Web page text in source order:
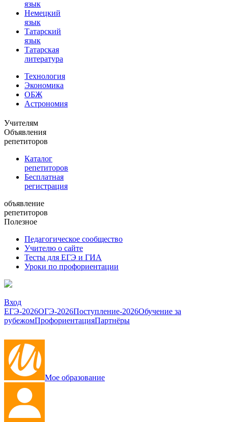
язык
Немецкий
язык
Татарский
язык
Татарская
литература
Технология
Экономика
ОБЖ
Астрономия
Учителям
Объявления
репетиторов
Каталог
репетиторов
Бесплатная
регистрация
объявление
репетиторов
Полезное
Педагогическое сообщество
Учителю о сайте
Тесты для ЕГЭ и ГИА
Уроки по профориентации
Вход
ЕГЭ-2026ОГЭ-2026Поступление-2026Обучение за
рубежомПрофориентацияПартнёры
Мое образование